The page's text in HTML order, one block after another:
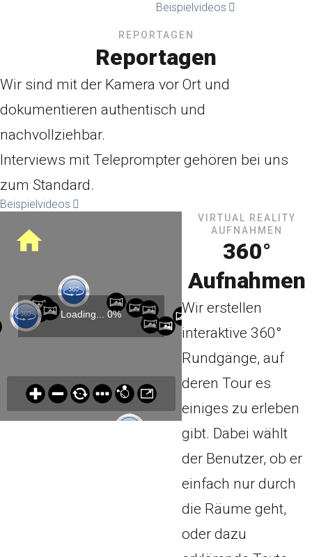
Beispielvideos
REPORTAGEN
Reportagen
Wir sind mit der Kamera vor Ort und
dokumentieren authentisch und
nachvollziehbar.
Interviews mit Teleprompter gehören bei uns
zum Standard.
Beispielvideos
VIRTUAL REALITY
AUFNAHMEN
360°
Aufnahmen
Wir erstellen
interaktive 360°
Rundgänge, auf
deren Tour es
einiges zu erleben
gibt. Dabei wählt
der Benutzer, ob er
einfach nur durch
die Räume geht,
oder dazu